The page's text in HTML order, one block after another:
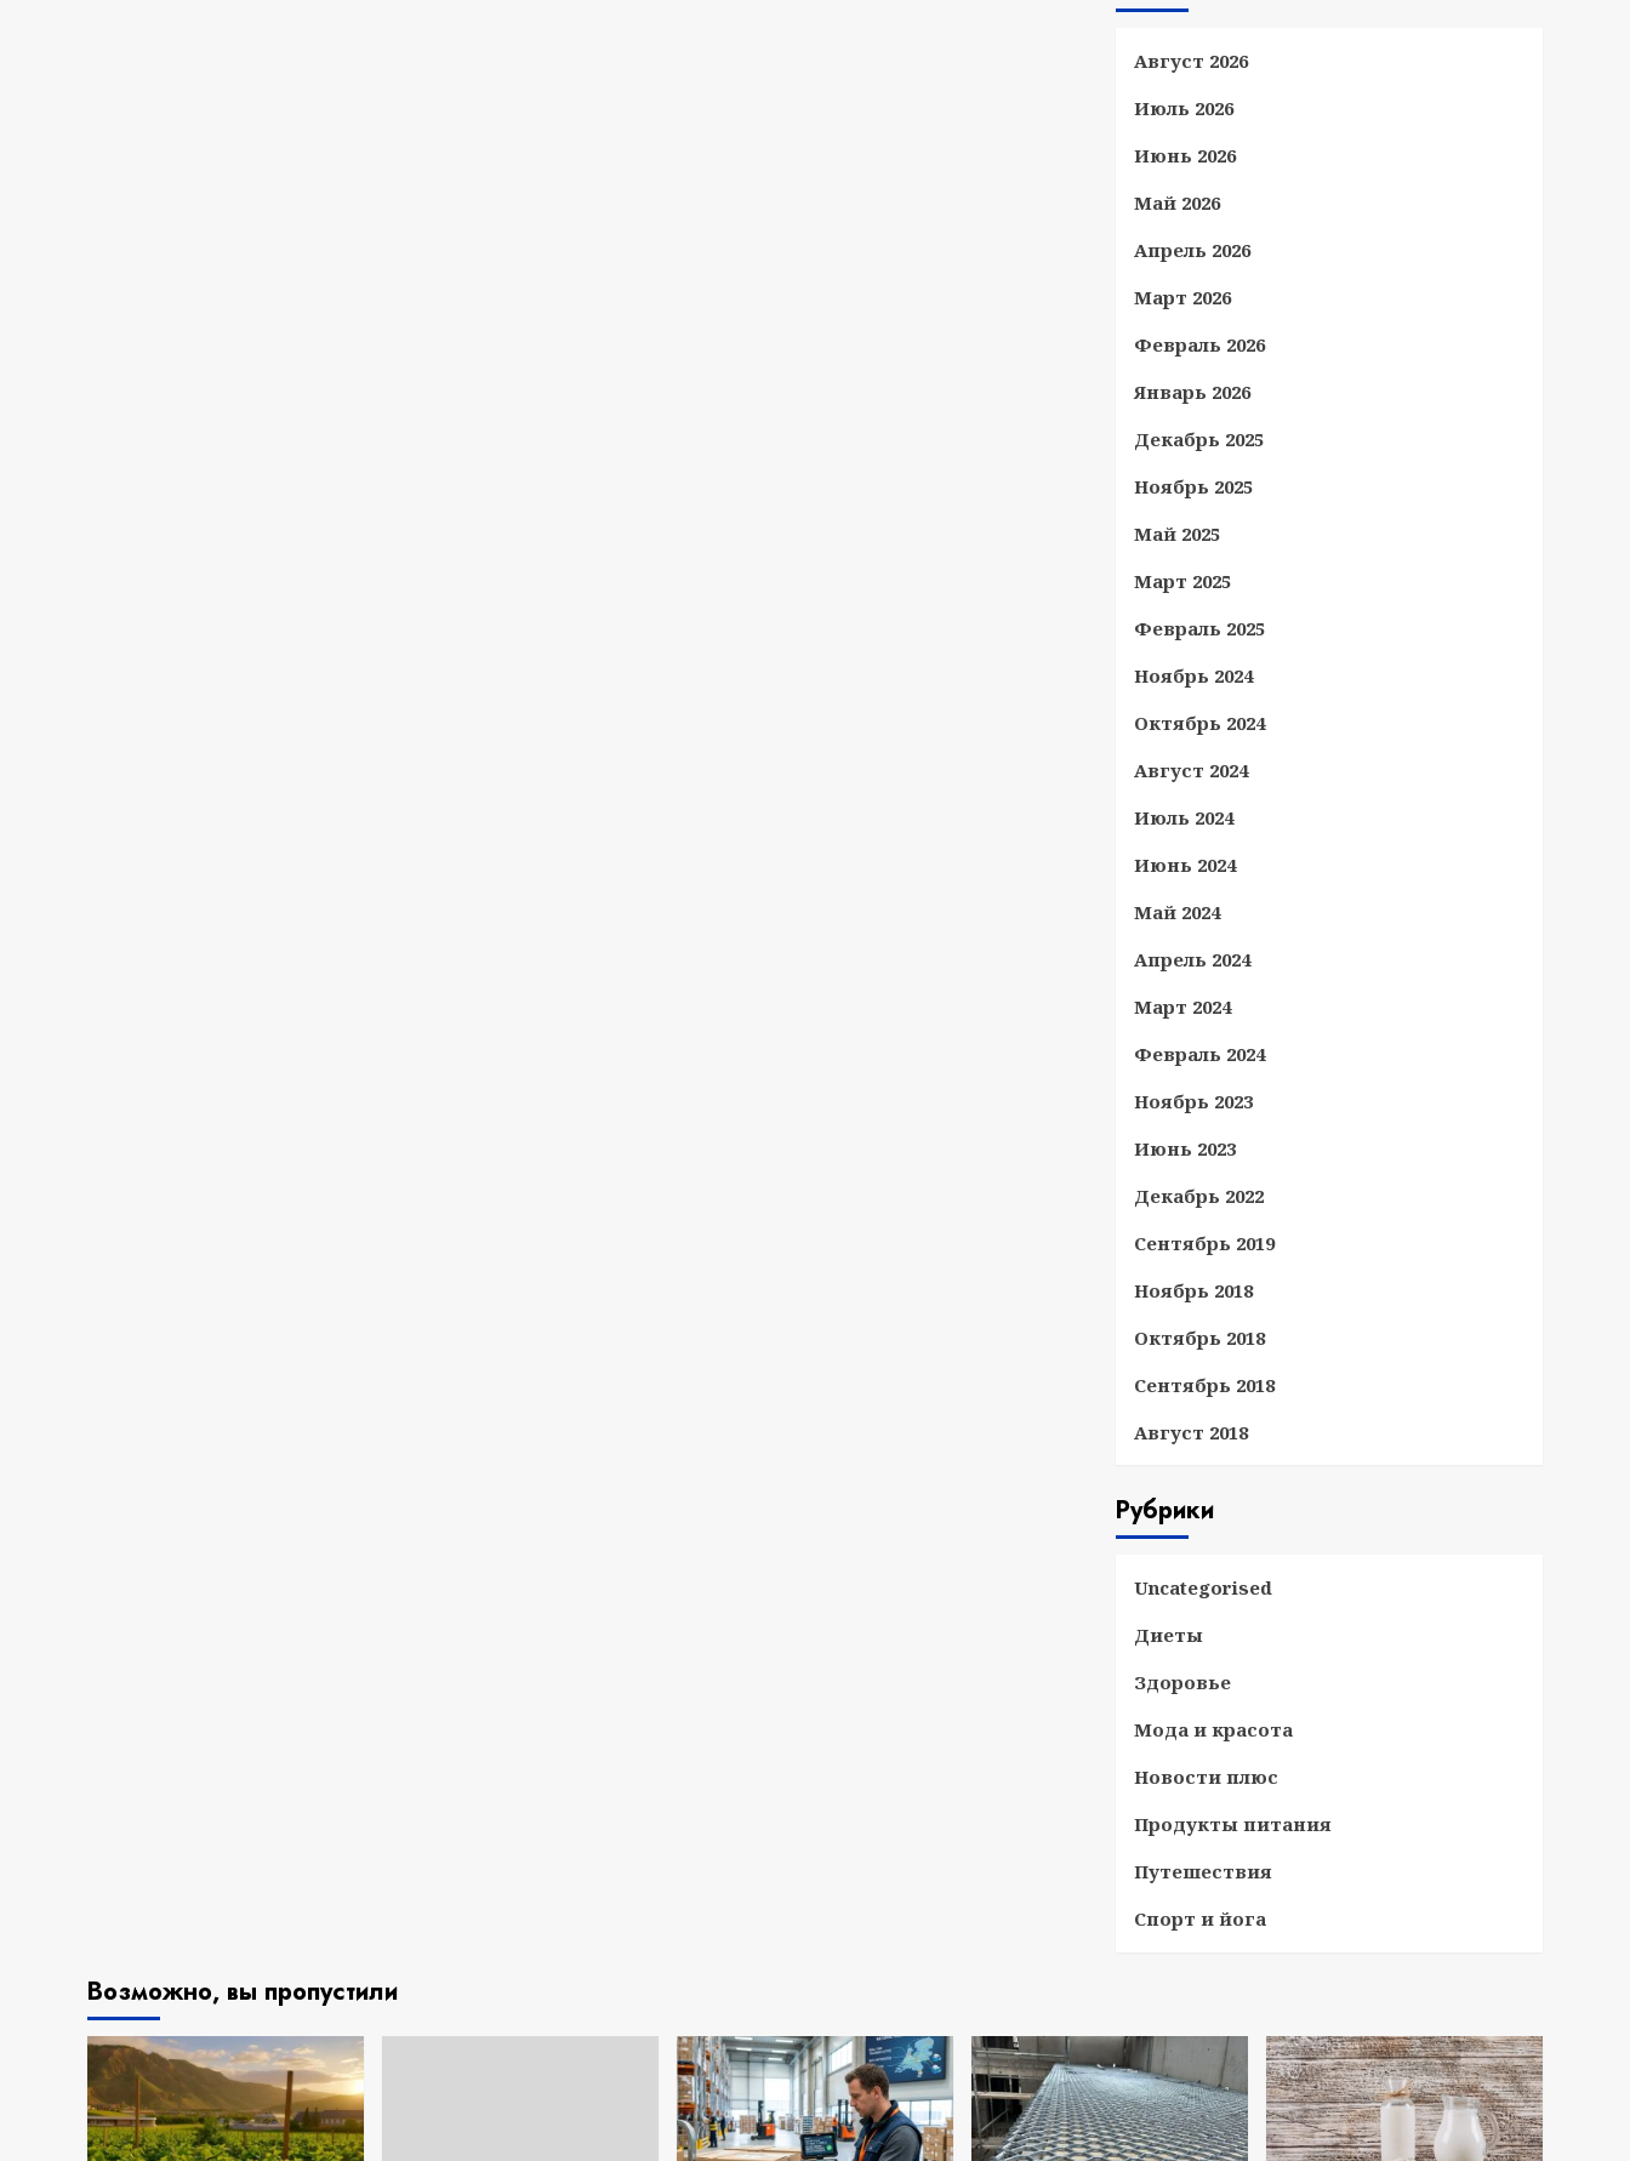
Август 2026
Июль 2026
Июнь 2026
Май 2026
Апрель 2026
Март 2026
Февраль 2026
Январь 2026
Декабрь 2025
Ноябрь 2025
Май 2025
Март 2025
Февраль 2025
Ноябрь 2024
Октябрь 2024
Август 2024
Июль 2024
Июнь 2024
Май 2024
Апрель 2024
Март 2024
Февраль 2024
Ноябрь 2023
Июнь 2023
Декабрь 2022
Сентябрь 2019
Ноябрь 2018
Октябрь 2018
Сентябрь 2018
Август 2018
Рубрики
Uncategorised
Диеты
Здоровье
Мода и красота
Новости плюс
Продукты питания
Путешествия
Спорт и йога
Возможно, вы пропустили